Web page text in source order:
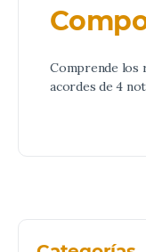
Comprende los
acordes de 4